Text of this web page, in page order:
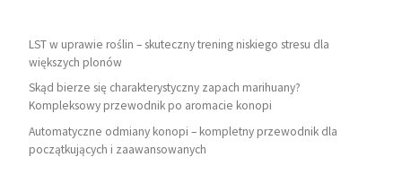
LST w uprawie roślin – skuteczny trening niskiego stresu dla
większych plonów
Skąd bierze się charakterystyczny zapach marihuany?
Kompleksowy przewodnik po aromacie konopi
Automatyczne odmiany konopi – kompletny przewodnik dla
początkujących i zaawansowanych